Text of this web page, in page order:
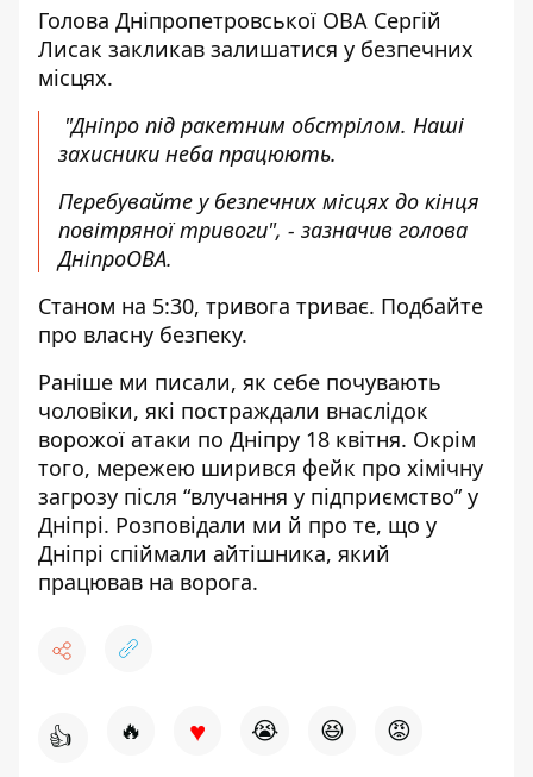
Голова Дніпропетровської ОВА Сергій
Лисак закликав залишатися у безпечних
місцях.
"Дніпро під ракетним обстрілом. Наші
захисники неба працюють.
Перебувайте у безпечних місцях до кінця
повітряної тривоги", - зазначив голова
ДніпроОВА.
Станом на 5:30, тривога триває. Подбайте
про власну безпеку.
Раніше ми писали, як себе почувають
чоловіки, які постраждали внаслідок
ворожої атаки по Дніпру 18 квітня. Окрім
того, мережею ширився фейк про хімічну
загрозу після “влучання у підприємство” у
Дніпрі. Розповідали ми й про те, що у
Дніпрі спіймали айтішника, який
працював на ворога.
👍 🔥 ♥ 😭 😆 😡